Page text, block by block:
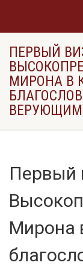
ПЕРВЫЙ
МИРОНА В
Первый
Мирона